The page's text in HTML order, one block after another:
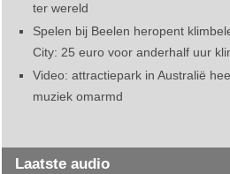
ter wereld
Spelen bij Beelen heropent
City: 25 euro voor anderhalf uur
Video: attractiepark in Australië
muziek omarmd
Laatste audio